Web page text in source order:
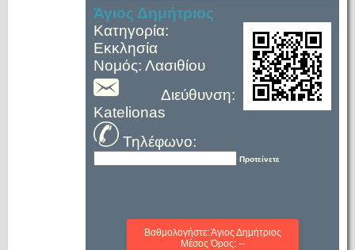
Άγιος Δημήτριος
Κατηγορία:
Εκκλησία
Νομός: Λασιθίου
Διεύθυνση:
Katelionas
Τηλέφωνο:
Προτείνετε
Βαθμολογήστε: Άγιος Δημήτριος
Μέσος Όρος: --